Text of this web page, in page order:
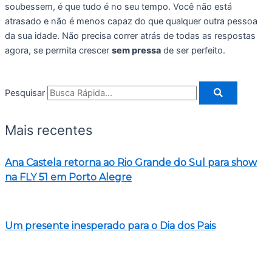
soubessem, é que tudo é no seu tempo. Você não está
atrasado e não é menos capaz do que qualquer outra pessoa
da sua idade. Não precisa correr atrás de todas as respostas
agora, se permita crescer sem pressa de ser perfeito.
Pesquisar
Mais recentes
Ana Castela retorna ao Rio Grande do Sul para show
na FLY 51 em Porto Alegre
Um presente inesperado para o Dia dos Pais